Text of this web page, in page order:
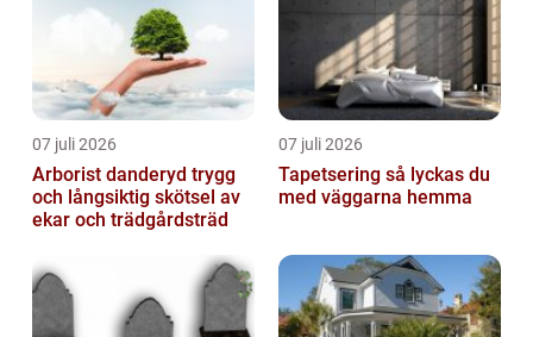
07 juli 2026
Arborist danderyd trygg
och långsiktig skötsel av
ekar och trädgårdsträd
07 juli 2026
Tapetsering så lyckas du
med väggarna hemma